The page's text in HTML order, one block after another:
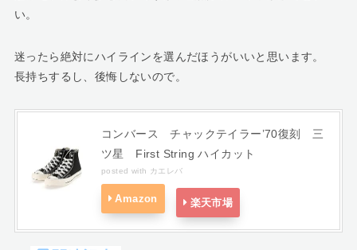
い。
迷ったら絶対にハイラインを選んだほうがいいと思います。
長持ちするし、後悔しないので。
コンバース チャックテイラー’70復刻 三
ツ星 First String ハイカット
posted with カエレバ
Amazon 楽天市場